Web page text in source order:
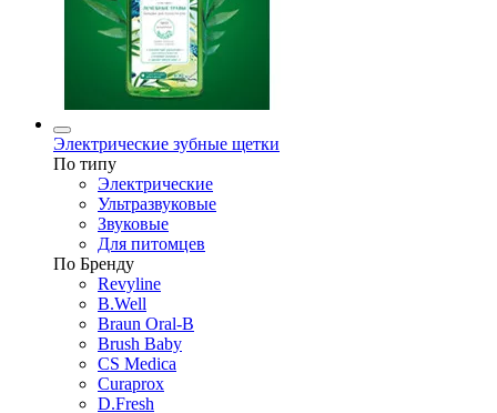
Электрические зубные щетки
По типу
Электрические
Ультразвуковые
Звуковые
Для питомцев
По Бренду
Revyline
B.Well
Braun Oral-B
Brush Baby
CS Medica
Curaprox
D.Fresh